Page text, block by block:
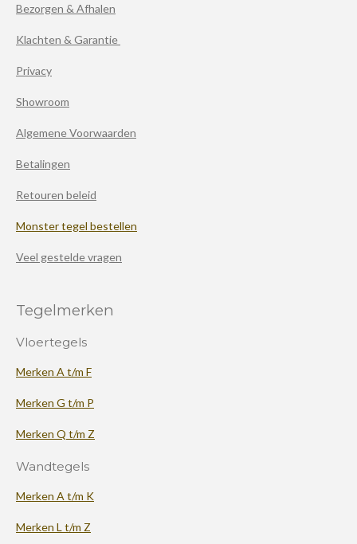
Bezorgen & Afhalen
Klachten & Garantie
Privacy
Showroom
Algemene Voorwaarden
Betalingen
Retouren beleid
Monster tegel bestellen
Veel gestelde vragen
Tegelmerken
Vloertegels
Merken A t/m F
Merken G t/m P
Merken Q t/m Z
Wandtegels
Merken A t/m K
Merken L t/m Z